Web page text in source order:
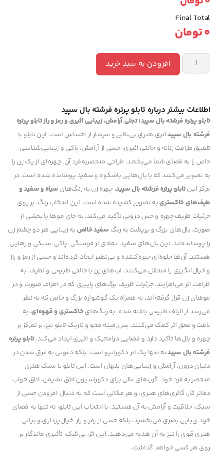
Final Total
0تومان
افزودن به سبد خرید
اطلاعات بیشتر درباره تابلو پرتره فرشته بال سپید
تابلو پرتره فرشته بال سپید: تجلی آرامش، زیبایی اثیری و رمز و رازتابلو پرتره
فرشته بال سپیداثری هنری بی‌نظیر و سرشار از احساس است. این تابلو با
تلفیق ظرافت زنانه و حالتی اثیری، حسی از آرامش، پاکی و زیبایی‌شناسی
خاص را به فضای شما می‌بخشد. طراحی منحصربه‌فرد آن، چهره‌ای از یک زن را
به تصویر می‌کشد که با بال‌هایی باشکوه و سفید پوشانده شده است. در
مرکز اینتابلو پرتره فرشته بال سپید، چهره زن به رنگ‌هایسیاه و سفید و
طیف‌های خاکستریبه تصویر کشیده شده است. این انتخاب رنگ، بر روی
جزئیات ظریف چهره و حس درونی تأکید می‌کند. به جای موها یا بخشی از
صورت، بال‌های بزرگ و پرپشت به رنگ سفید خالص به زیبایی هر دو چشم زن
را پوشانده‌اند. این بال‌های سفید، نمادی از فرشتگی، پاکی، سبکی و رهایی
هستند. آن‌ها جلوه‌ای خیره‌کننده و بی‌نظیر ایجاد کرده‌اند و حسی از رمز و راز
و خیال‌انگیزی را منتقل می‌کنند. لب‌های زن با حالتی طبیعی و لطیف، به
ظرافت اثر می‌افزایند. جزئیات ظریف برگ‌های پاییزی که در اطراف صورت و در
موهای زن قرار گرفته‌اند، به همراه یک گوشواره بزرگ و خاص که به نظر
می‌رسد از الیاف طبیعی بافته شده، به رنگ‌هایخاکستری و قهوه‌ای، به
بافت و عمق اثر کمک می‌کنند. پس‌زمینه محو و تاریک تابلو نیز، بر تمرکز بر
چهره و بال‌ها تأکید دارد و فضایی دراماتیک و اثیری ایجاد می‌کند.تابلو پرتره
فرشته بال سپیدنه تنها یک اثر دکوراتیو است، بلکه دعوتی به غرق شدن در
دنیای درون، آرامش و زیبایی‌های پنهان است. این تابلو با سبک هنری
منحصر به فرد خود، گزینه‌ای عالی برای دکوراسیون اتاق نشیمن، اتاق خواب،
دفاتر کار، گالری‌های هنری، و هر مکانی است که به دنبال افزودن حسی از
سبک، خلاقیت و آرامش به آن هستید. با انتخاب این تابلو، نه تنها به فضای
خود زیبایی بصری می‌بخشید، بلکه حسی از رمز و راز، خیال‌پردازی و بیانی
هنری قوی را نیز به آن هدیه می‌دهید. این اثر، بی‌شک، تأثیری ماندگار بر
روی هر کسی خواهد گذاشت.